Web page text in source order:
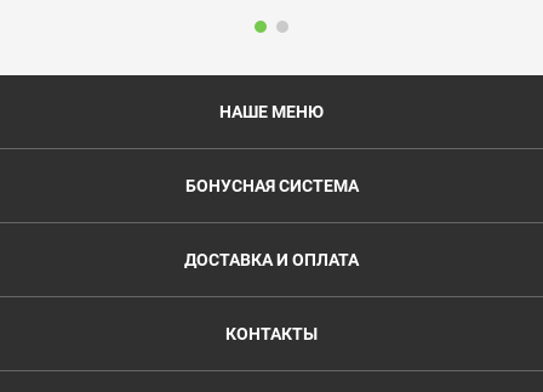
НАШЕ МЕНЮ
БОНУСНАЯ СИСТЕМА
ДОСТАВКА И ОПЛАТА
КОНТАКТЫ